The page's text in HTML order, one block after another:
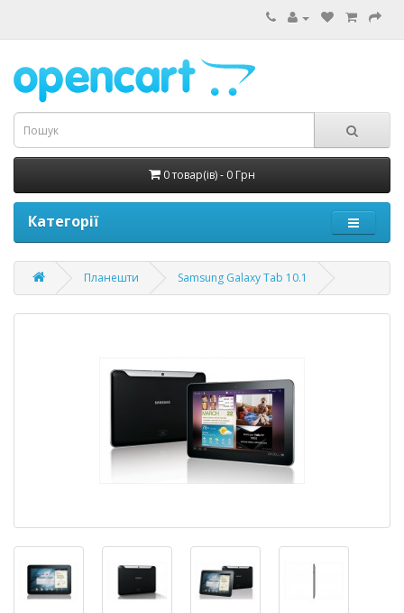
0 товар(ів) - 0 Грн
Категорії
Планешти Samsung Galaxy Tab 10.1